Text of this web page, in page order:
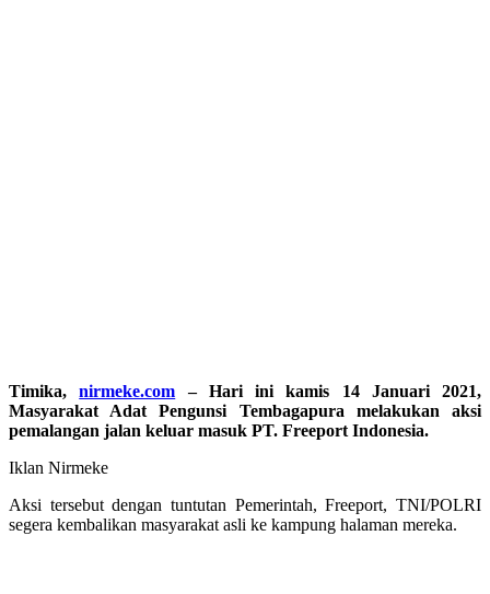
Timika,nirmeke.com – Hari ini kamis 14 Januari 2021,
Masyarakat Adat Pengunsi Tembagapura melakukan aksi
pemalangan jalan keluar masuk PT. Freeport Indonesia.
Iklan Nirmeke
Aksi tersebut dengan tuntutan Pemerintah, Freeport, TNI/POLRI
segera kembalikan masyarakat asli ke kampung halaman mereka.